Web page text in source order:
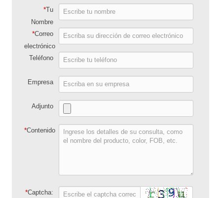
*Tu
Nombre
*Correo
electrónico
Teléfono
Empresa
Adjunto
*Contenido
*Captcha: